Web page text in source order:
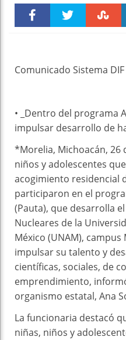
Comunicado Sistema
• _Dentro del programa
impulsar desarrollo de
*Morelia, Michoacán, 26
niños y adolescentes
acogimiento residencial
participaron en el
(Pauta), que desarrolla
Nucleares de la
México (UNAM),
impulsar su talento y
científicas, sociales, de
emprendimiento,
organismo estatal, Ana
La funcionaria destacó
niñas, niños y